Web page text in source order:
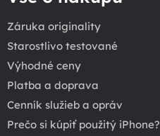
Záruka originality
Starostlivo testované
Výhodné ceny
Platba a doprava
Cenník služieb a opráv
Prečo si kúpiť použitý iPhone?